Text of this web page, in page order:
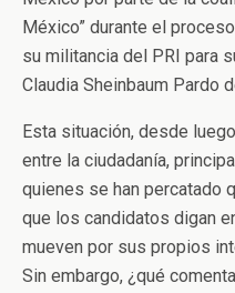
México” durante el
su militancia del PRI para
Claudia Sheinbaum Pardo
Esta situación, desde
entre la ciudadanía,
quienes se han percatado
que los candidatos digan
mueven por sus propios
Sin embargo, ¿qué